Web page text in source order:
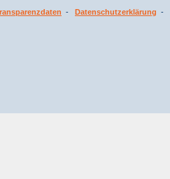
- Datenschutzerklärung -